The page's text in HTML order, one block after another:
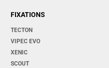
FIXATIONS
TECTON
VIPEC EVO
XENIC
SCOUT